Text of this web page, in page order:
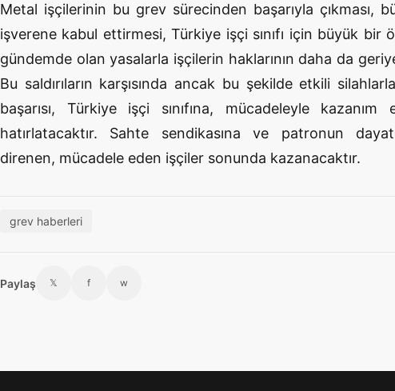
Metal işçilerinin bu grev sürecinden başarıyla çıkması,
işverene kabul ettirmesi, Türkiye işçi sınıfı için büyük bir
gündemde olan yasalarla işçilerin haklarının daha da
Bu saldırıların karşısında ancak bu şekilde etkili
başarısı, Türkiye işçi sınıfına, mücadeleyle
hatırlatacaktır. Sahte sendikasına ve patronun
direnen, mücadele eden işçiler sonunda kazanacaktır.
grev haberleri
Paylaş 𝕏 f w